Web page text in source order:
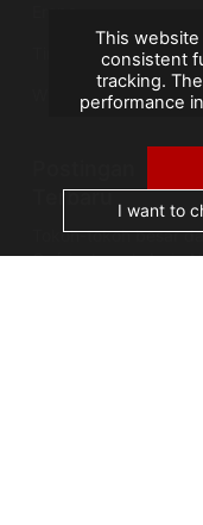
Timur Tengah
Wilayah Seberang
Terbaru
Tokoh-tokoh besar
Guérin, bapak Arsip
This
consistent
tracking.
performance
use cookies
no personal
parties. By
I want to